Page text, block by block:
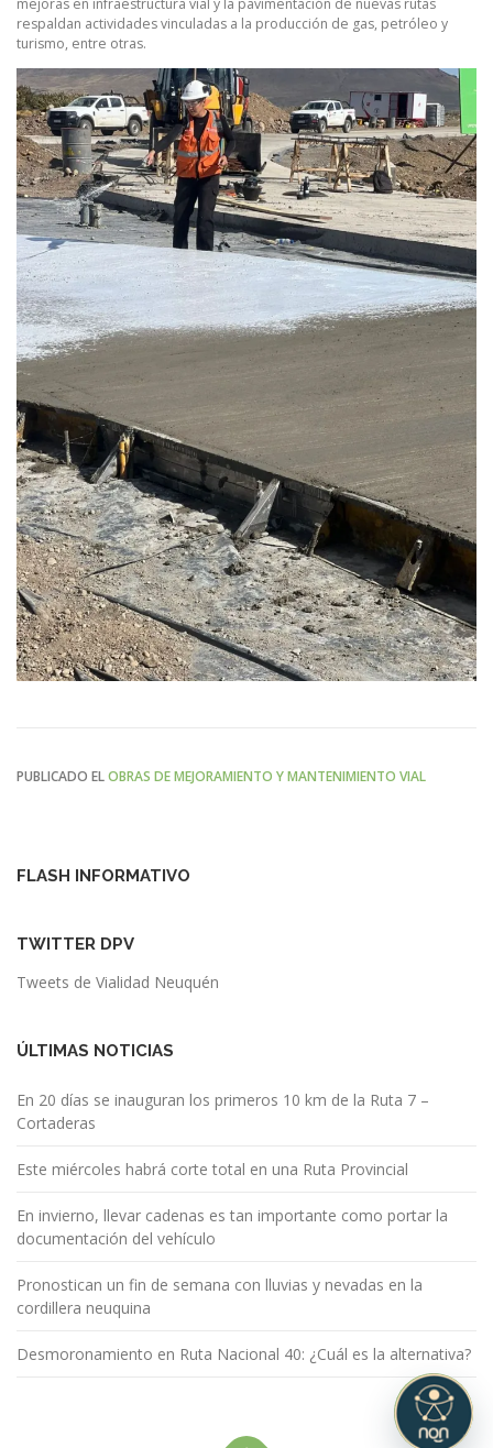
respaldan actividades vinculadas a la producción de gas, petróleo y
turismo, entre otras.
PUBLICADO ELOBRAS DE MEJORAMIENTO Y MANTENIMIENTO VIAL
FLASH INFORMATIVO
TWITTER DPV
Tweets de Vialidad Neuquén
ÚLTIMAS NOTICIAS
En 20 días se inauguran los primeros 10 km de la Ruta 7 –
Cortaderas
Este miércoles habrá corte total en una Ruta Provincial
En invierno, llevar cadenas es tan importante como portar la
documentación del vehículo
Pronostican un fin de semana con lluvias y nevadas en la
cordillera neuquina
Desmoronamiento en Ruta Nacional 40: ¿Cuál es la alternativa?